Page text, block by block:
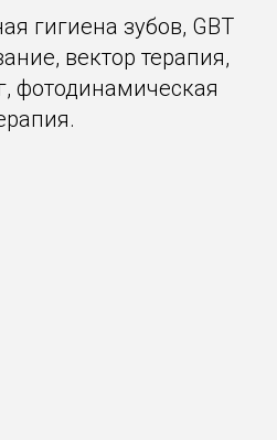
гигиена зубов, GBT
вектор терапия,
фотодинамическая